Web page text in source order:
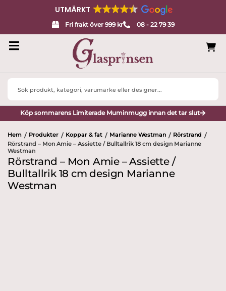
UTMÄRKT
Fri frakt över 999 kr 08 - 22 79 39
Search
Köp sommarens Limiterade Muminmugg innan det tar slut
Hem / Produkter / Koppar & fat / Marianne Westman / Rörstrand /
Rörstrand – Mon Amie – Assiette / Bulltallrik 18 cm design Marianne
Westman
Rörstrand – Mon Amie – Assiette /
Bulltallrik 18 cm design Marianne
Westman